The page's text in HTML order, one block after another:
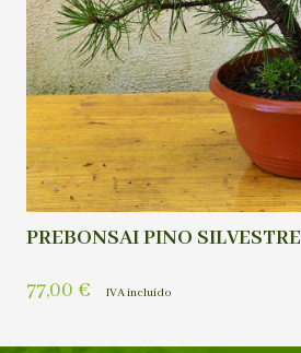
PREBONSAI PINO SILVESTRE
77,00 € IVA incluído